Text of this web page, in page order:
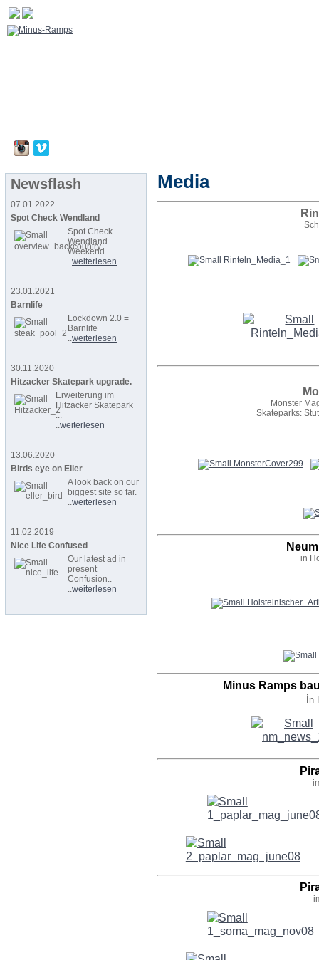
Newsflash
07.01.2022
Spot Check Wendland
Spot Check
Wendland
Weekend
..weiterlesen
23.01.2021
Barnlife
Lockdown 2.0 =
Barnlife
..weiterlesen
30.11.2020
Hitzacker Skatepark upgrade.
Erweiterung im
Hitzacker Skatepark
...
..weiterlesen
13.06.2020
Birds eye on Eller
A look back on our
biggest site so far.
..weiterlesen
11.02.2019
Nice Life Confused
Our latest ad in
present
Confusion..
..weiterlesen
Media
Monster
Skateparks:
in
Minus Ramps
in